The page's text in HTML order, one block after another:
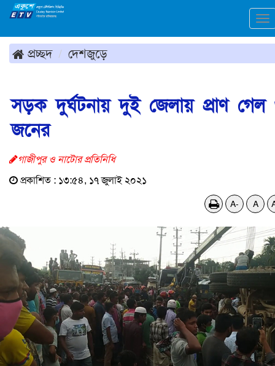
প্রচ্ছদ দেশজুড়ে
সড়ক দুর্ঘটনায় দুই জেলায় প্রাণ
জনের
গাজীপুর ও নাটোর প্রতিনিধি
প্রকাশিত : ১৩:৫৪, ১৭ জুলাই ২০২১
A- A